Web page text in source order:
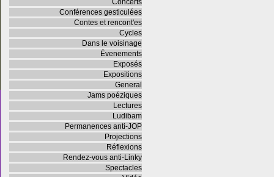
Concerts
Conférences gesticulées
Contes et rencont'es
Cycles
Dans le voisinage
Évenements
Exposés
Expositions
General
Jams poéziques
Lectures
Ludibam
Permanences anti-JOP
Projections
Réflexions
Rendez-vous anti-Linky
Spectacles